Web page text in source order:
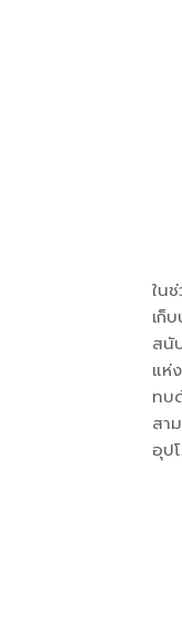
ใน
เก็
สนั
แห่
ทบ
สา
อุป